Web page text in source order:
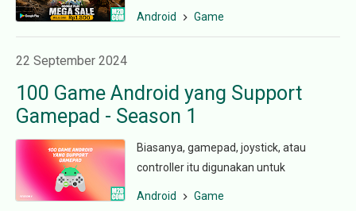
Android Game
22 September 2024
100 Game Android yang Support
Gamepad - Season 1
Biasanya, gamepad, joystick, atau
controller itu digunakan untuk
Android Game